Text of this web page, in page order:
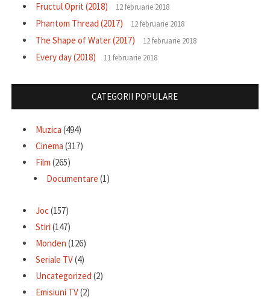
Fructul Oprit (2018) 12 februarie 2018
Phantom Thread (2017) 12 februarie 2018
The Shape of Water (2017) 12 februarie 2018
Every day (2018) 11 februarie 2018
CATEGORII POPULARE
Muzica (494)
Cinema (317)
Film (265)
Documentare (1)
Joc(157)
Stiri (147)
Monden (126)
Seriale TV(4)
Uncategorized (2)
Emisiuni TV(2)